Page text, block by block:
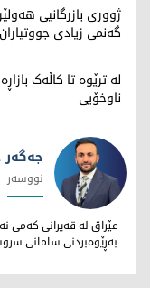
گەنمی زیادی
لە ترێوە تا کاڵەک
ناوخۆیی
جەگەر عەزیز هەرکی
نووسەر
عێراق لە قەیرانی کەمی
بەڕێوەبردنی سامانی